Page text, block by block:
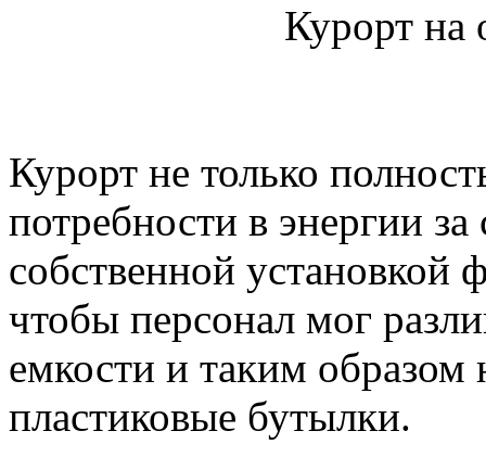
Курорт на
Курорт не только
потребности в энергии
собственной установкой
чтобы персонал мог
емкости и таким образом
пластиковые бутылки.